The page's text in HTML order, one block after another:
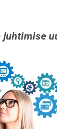
juhtimise